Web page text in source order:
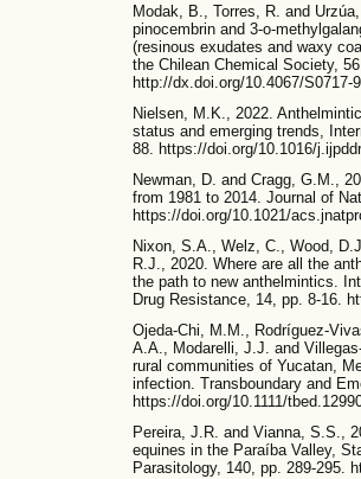
Modak, B., Torres, R. and
pinocembrin and 3-o-
(resinous exudates and waxy
the Chilean Chemical Society,
http://dx.doi.org/10.4067/S0717-
Nielsen, M.K., 2022.
status and emerging trends,
88. https://doi.org/10.1016/
Newman, D. and Cragg, G.M.,
from 1981 to 2014. Journal of
https://doi.org/10.1021/
Nixon, S.A., Welz, C., Wood,
R.J., 2020. Where are all the
the path to new anthelmintics.
Drug Resistance, 14, pp. 8-16.
Ojeda-Chi, M.M., Rodríguez-
A.A., Modarelli, J.J. and
rural communities of Yucatan,
infection. Transboundary and
https://doi.org/10.1111/
Pereira, J.R. and Vianna, S.S.,
equines in the Paraíba Valley,
Parasitology, 140, pp. 289-295.